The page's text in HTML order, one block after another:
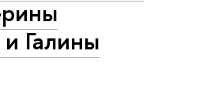
Галины